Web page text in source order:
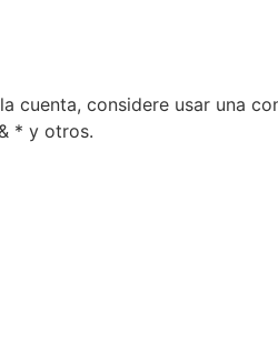
cuenta, considere usar una
* y otros.